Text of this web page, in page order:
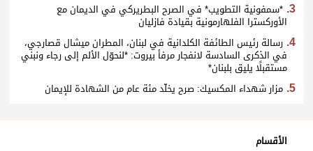
*سمفونية التطويب* في الصرح البطريركي في الديمان مع
الأوركسترا الفلهارمونية بقيادة فازليان
رسالة رئيس الطائفة الكلدانية في لبنان، المطران ميشال قصارجي،
في الذكرى السادسة لانفجار مرفأ بيروت: *لنحوّل الألم إلى رجاء ونبني
مستقبلًا يليق بلبنان*
مزار شهداء المكسيك: صرح يخلّد مئة عام من الشهادة للإيمان
الأقسام